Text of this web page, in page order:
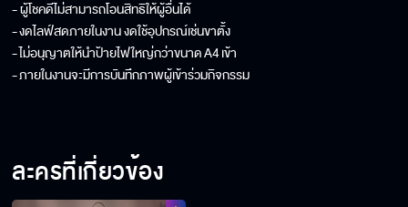
- ผู้โชคดีไม่สามารถโอนสิทธิให้ผู้อื่นได้
-งดไลฟ์สดภายในงาน งดใช้อุปกรณ์เช่นขาตั้ง
-ไม่อนุญาตให้นำป้ายไฟใหญ่กว่าขนาดA4เข้า
-ภายในงานจะมีการบันทึกภาพผู้เข้าร่วมกิจกรรม
ละครที่เกี่ยวข้อง